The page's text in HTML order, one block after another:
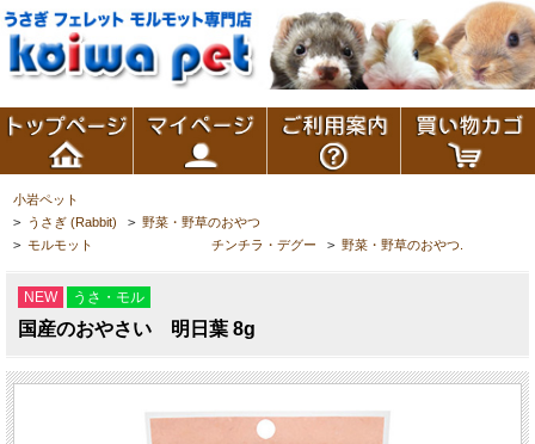
小岩ペット
> うさぎ (Rabbit) > 野菜・野草のおやつ
> モルモット チンチラ・デグー > 野菜・野草のおやつ.
NEW うさ・モル
国産のおやさい 明日葉 8g